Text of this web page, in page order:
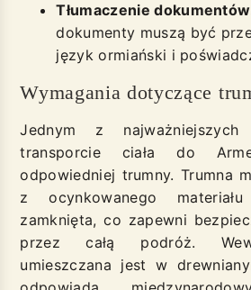
Tłumaczenie
dokumenty muszą być
język ormiański i
Wymagania dotyczące
Jednym z
transporcie ciała do
odpowiedniej trumny. Trumna
z ocynkowanego
zamknięta, co zapewni
przez całą podróż.
umieszczana jest w